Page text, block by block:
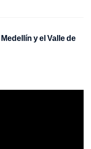
y el Valle de